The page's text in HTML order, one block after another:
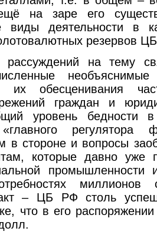
на заре его
виды деятельности в
резервов
рассуждений на тему
их обесценивания
граждан и
уровень бедности
регулятора
в стороне и вопросы
которые давно уже
промышленности
миллионов
– ЦБ РФ столь
что в его